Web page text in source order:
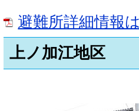
避難所詳細情報
上ノ加江地区